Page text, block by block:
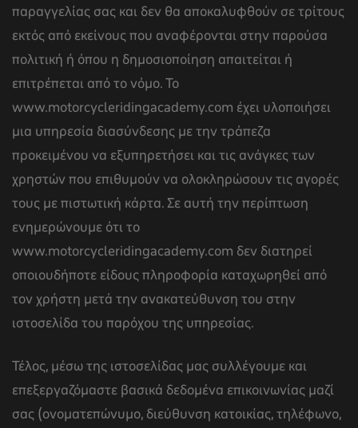
παραγγελίας σας και δεν θα αποκαλυφθούν σε τρίτους
εκτός από εκείνους που αναφέρονται στην παρούσα
πολιτική ή όπου η δημοσιοποίηση απαιτείται ή
επιτρέπεται από το νόμο. To
www.motorcycleridingacademy.com έχει υλοποιήσει
μια υπηρεσία διασύνδεσης με την τράπεζα
προκειμένου να εξυπηρετήσει και τις ανάγκες των
χρηστών που επιθυμούν να ολοκληρώσουν τις αγορές
τους με πιστωτική κάρτα. Σε αυτή την περίπτωση
ενημερώνουμε ότι το
www.motorcycleridingacademy.com δεν διατηρεί
οποιουδήποτε είδους πληροφορία καταχωρηθεί από
τον χρήστη μετά την ανακατεύθυνση του στην
ιστοσελίδα του παρόχου της υπηρεσίας.
Τέλος, μέσω της ιστοσελίδας μας συλλέγουμε και
επεξεργαζόμαστε βασικά δεδομένα επικοινωνίας μαζί
σας (ονοματεπώνυμο, διεύθυνση κατοικίας, τηλέφωνο,